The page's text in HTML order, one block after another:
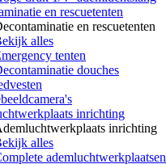
en rescuetenten
en rescuetenten
alles
tenten
douches
inrichting
inrichting
alles
ademluchtwerkplaatsen